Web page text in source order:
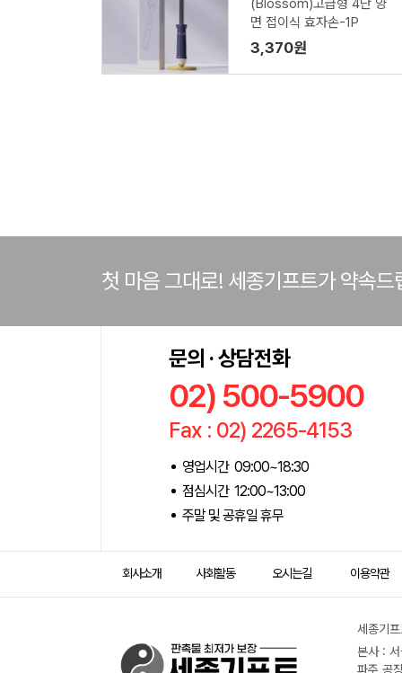
(Blossom)고급형 4단 양
면 접이식 효자손-1P
3,370원
첫 마음 그대로! 세종기프트가 약속드
문의 · 상담전화
02) 500-5900
Fax : 02) 2265-4153
영업시간 09:00~18:30
점심시간 12:00~13:00
주말 및 공휴일 휴무
회사소개 사회활동 오시는길 이용약관
세종기
본사 :
파주 공